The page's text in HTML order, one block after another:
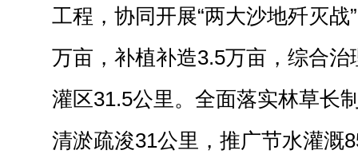
工程，协同开展“两大沙地歼灭战
万亩，补植补造3.5万亩，综合治
灌区31.5公里。全面落实林草长
清淤疏浚31公里，推广节水灌溉